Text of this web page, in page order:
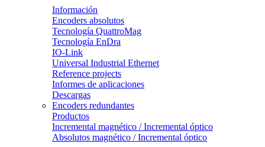
Información
Encoders absolutos
Tecnología QuattroMag
Tecnología EnDra
IO-Link
Universal Industrial Ethernet
Reference projects
Informes de aplicaciones
Descargas
Encoders redundantes
Productos
Incremental magnético / Incremental óptico
Absolutos magnético / Incremental óptico